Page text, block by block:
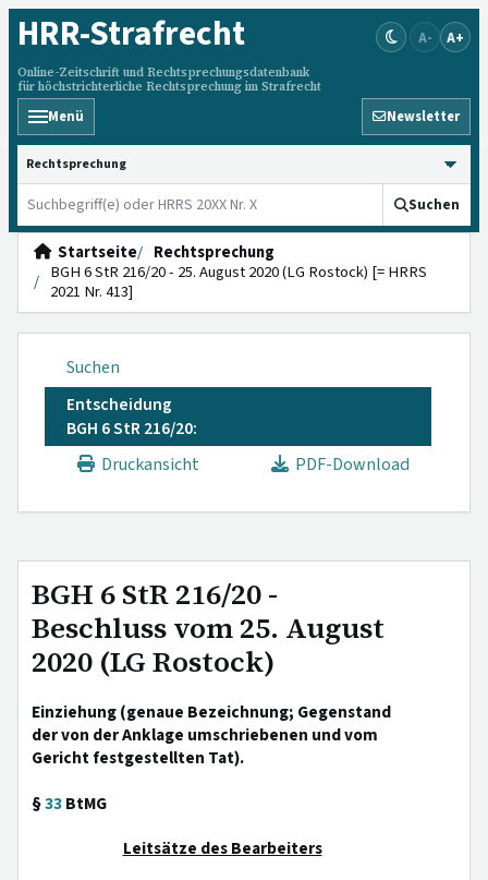
HRR-Strafrecht
Online-Zeitschrift und Rechtsprechungsdatenbank
für höchstrichterliche Rechtsprechung im Strafrecht
A- A+
Menü Newsletter
HRRS durchsuchen
Suchen
Startseite
Rechtsprechung
BGH 6 StR 216/20 - 25. August 2020 (LG Rostock) [= HRRS
2021 Nr. 413]
Suchen
Entscheidung
BGH 6 StR 216/20:
Druckansicht
PDF-Download
BGH 6 StR 216/20 -
Beschluss vom 25. August
2020 (LG Rostock)
Einziehung (genaue Bezeichnung; Gegenstand
der von der Anklage umschriebenen und vom
Gericht festgestellten Tat).
§33BtMG
Leitsätze des Bearbeiters